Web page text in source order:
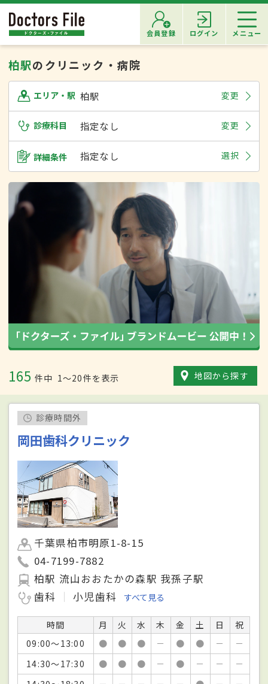
会員登録 ログイン メニュー
柏駅のクリニック・病院
エリア・駅 柏駅 変更
診療科目 指定なし 変更
詳細条件 指定なし 選択
165 件中 1〜20件を表示 地図から探す
診療時間外
岡田歯科クリニック
千葉県柏市明原1-8-15
04-7199-7882
柏駅 流山おおたかの森駅 我孫子駅
歯科
小児歯科 すべて見る
時間 月 火 水 木 金 土 日
祝
09:00～13:00
● ● ● － ● ● －
－
14:30～17:30
● ● ● － ● － －
－